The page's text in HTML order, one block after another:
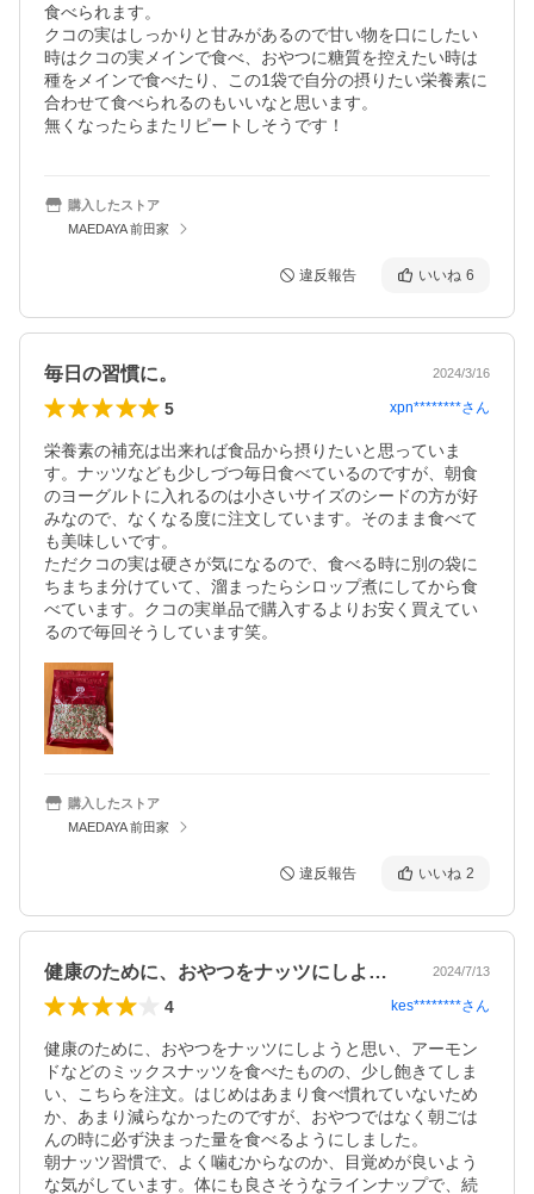
食べられます。
クコの実はしっかりと甘みがあるので甘い物を口にしたい
時はクコの実メインで食べ、おやつに糖質を控えたい時は
種をメインで食べたり、この1袋で自分の摂りたい栄養素に
合わせて食べられるのもいいなと思います。
無くなったらまたリピートしそうです！
購入したストア
MAEDAYA 前田家
違反報告 いいね 6
毎日の習慣に。 2024/3/16
5 xpn********さん
栄養素の補充は出来れば食品から摂りたいと思っていま
す。ナッツなども少しづつ毎日食べているのですが、朝食
のヨーグルトに入れるのは小さいサイズのシードの方が好
みなので、なくなる度に注文しています。そのまま食べて
も美味しいです。
ただクコの実は硬さが気になるので、食べる時に別の袋に
ちまちま分けていて、溜まったらシロップ煮にしてから食
べています。クコの実単品で購入するよりお安く買えてい
るので毎回そうしています笑。
購入したストア
MAEDAYA 前田家
違反報告 いいね 2
健康のために、おやつをナッツにしようと… 2024/7/13
4 kes********さん
健康のために、おやつをナッツにしようと思い、アーモン
ドなどのミックスナッツを食べたものの、少し飽きてしま
い、こちらを注文。はじめはあまり食べ慣れていないため
か、あまり減らなかったのですが、おやつではなく朝ごは
んの時に必ず決まった量を食べるようにしました。
朝ナッツ習慣で、よく噛むからなのか、目覚めが良いよう
な気がしています。体にも良さそうなラインナップで、続